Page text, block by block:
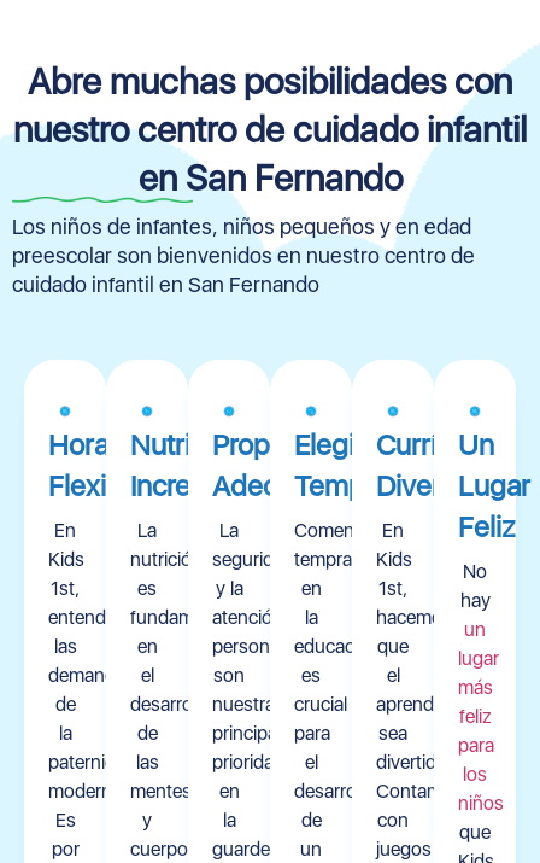
Abre muchas posibilidades con
nuestro centro de cuidado infantil
en San Fernando
Los niños de infantes, niños pequeños y en edad
preescolar son bienvenidos en nuestro centro de
cuidado infantil en San Fernando
Horario
Flexible
En
Kids
1st,
entendemos
las
demandas
de
la
paternidad
moderna.
Es
por
Nutrición
Increíble
La
nutrición
es
fundamental
en
el
desarrollo
de
las
mentes
y
cuerpos
Proporciones
Adecuadas
La
seguridad
y la
atención
personalizada
son
nuestras
principales
prioridades
en
la
guardería
Elegibilidad
Temprana
Comenzar
temprano
en
la
educación
es
crucial
para
el
desarrollo
de
un
Currículo
Divertido
En
Kids
1st,
hacemos
que
el
aprendizaje
sea
divertido.
Contamos
con
juegos
Un
Lugar
Feliz
No
hay
un
lugar
más
feliz
para
los
niños
que